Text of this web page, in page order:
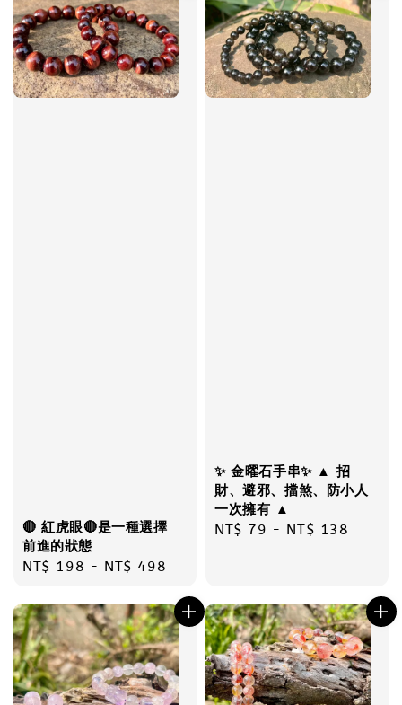
🔴 紅虎眼🔴是一種選擇
前進的狀態
Regular
NT$ 198 - NT$ 498
✨ 金曜石手串✨ ▲ 招
財、避邪、擋煞、防小人
一次擁有 ▲
Regular
NT$ 79 - NT$ 138